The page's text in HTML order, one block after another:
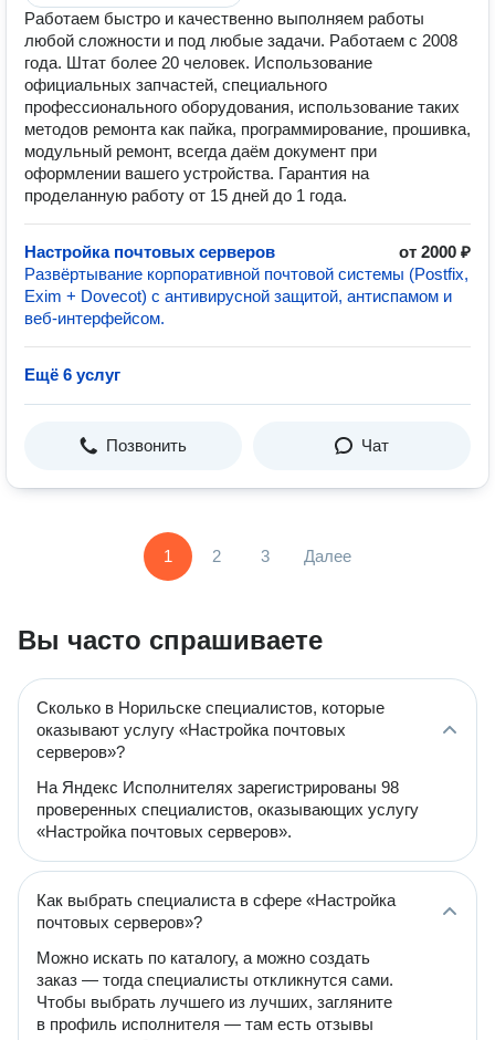
Работаем быстро и качественно выполняем работы
любой сложности и под любые задачи. Работаем с 2008
года. Штат более 20 человек. Использование
официальных запчастей, специального
профессионального оборудования, использование таких
методов ремонта как пайка, программирование, прошивка,
модульный ремонт, всегда даём документ при
оформлении вашего устройства. Гарантия на
проделанную работу от 15 дней до 1 года.
Настройка почтовых серверов
от 2000 ₽
Развёртывание корпоративной почтовой системы (Postfix,
Exim + Dovecot) с антивирусной защитой, антиспамом и
веб-интерфейсом.
Ещё 6 услуг
Позвонить Чат
1 2 3 Далее
Вы часто спрашиваете
Сколько в Норильске специалистов, которые
оказывают услугу «Настройка почтовых
серверов»?
На Яндекс Исполнителях зарегистрированы 98
проверенных специалистов, оказывающих услугу
«Настройка почтовых серверов».
Как выбрать специалиста в сфере «Настройка
почтовых серверов»?
Можно искать по каталогу, а можно создать
заказ — тогда специалисты откликнутся сами.
Чтобы выбрать лучшего из лучших, загляните
в профиль исполнителя — там есть отзывы